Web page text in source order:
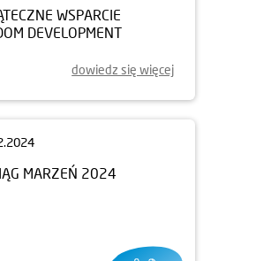
WSPARCIE
DEVELOPMENT
dowiedz się więcej